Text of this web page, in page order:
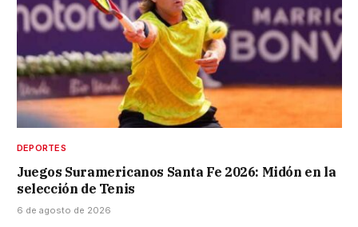
DEPORTES
Juegos Suramericanos Santa Fe 2026: Midón en la
selección de Tenis
6 de agosto de 2026